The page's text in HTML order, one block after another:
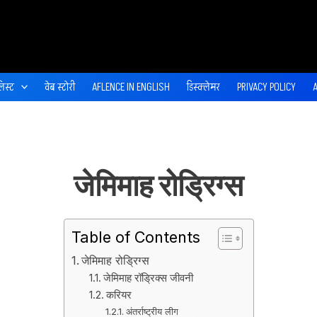
वेब स्‍टोरी AFLENCE IN ENGLISH डिस्‍क्‍लेमर PRIVACY POLICY
जेमिमाह रोड्रिग्स
Table of Contents
जेमिमाह रोड्रिग्स
जेमिमाह रॉड्रिक्स जीवनी
करियर
अंतर्राष्ट्रीय लीग